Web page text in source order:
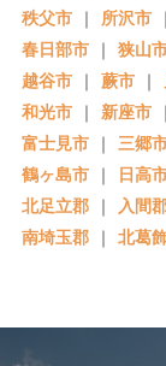
秩父市 ｜ 所沢市 ｜
春日部市 ｜ 狭山
越谷市 ｜ 蕨市 ｜
和光市 ｜ 新座市 ｜
富士見市 ｜ 三郷
鶴ヶ島市 ｜ 日高
北足立郡 ｜ 入間
南埼玉郡 ｜ 北葛